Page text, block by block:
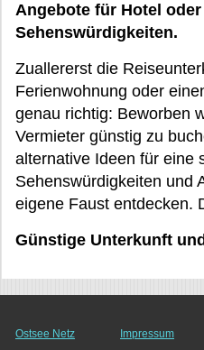
Angebote für Hotel
Sehenswürdigkeiten.
Zuallererst die
Ferienwohnung oder
genau richtig: Beworben
Vermieter günstig zu
alternative Ideen für eine
Sehenswürdigkeiten und
eigene Faust entdecken.
Günstige Unterkunft
Ostsee Netz Impressum